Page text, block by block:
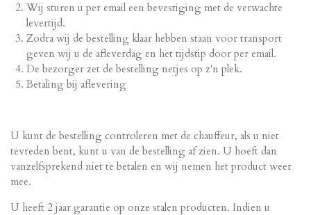
Wij sturen u per email een bevestiging met de verwachte
levertijd.
Zodra wij de bestelling klaar hebben staan voor transport
geven wij u de afleverdag en het tijdstip door per email.
De bezorger zet de bestelling netjes op z'n plek.
Betaling bij aflevering
U kunt de bestelling controleren met de chauffeur, als u niet
tevreden bent, kunt u van de bestelling af zien. U hoeft dan
vanzelfsprekend niet te betalen en wij nemen het product weer
mee.
U heeft 2 jaar garantie op onze stalen producten. Indien u